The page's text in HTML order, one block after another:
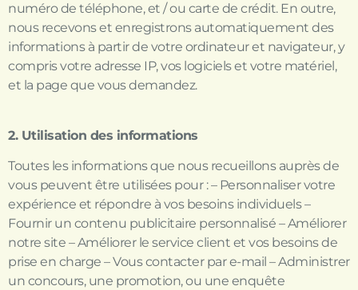
numéro de téléphone, et / ou carte de crédit. En outre,
nous recevons et enregistrons automatiquement des
informations à partir de votre ordinateur et navigateur, y
compris votre adresse IP, vos logiciels et votre matériel,
et la page que vous demandez.
2. Utilisation des informations
Toutes les informations que nous recueillons auprès de
vous peuvent être utilisées pour : – Personnaliser votre
expérience et répondre à vos besoins individuels –
Fournir un contenu publicitaire personnalisé – Améliorer
notre site – Améliorer le service client et vos besoins de
prise en charge – Vous contacter par e-mail – Administrer
un concours, une promotion, ou une enquête